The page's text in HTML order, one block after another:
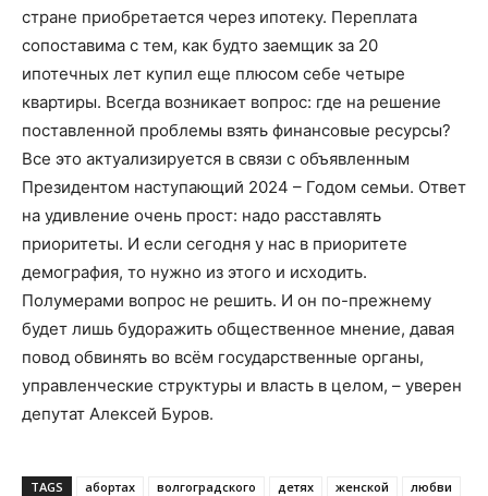
стране приобретается через ипотеку. Переплата
сопоставима с тем, как будто заемщик за 20
ипотечных лет купил еще плюсом себе четыре
квартиры. Всегда возникает вопрос: где на решение
поставленной проблемы взять финансовые ресурсы?
Все это актуализируется в связи с объявленным
Президентом наступающий 2024 – Годом семьи. Ответ
на удивление очень прост: надо расставлять
приоритеты. И если сегодня у нас в приоритете
демография, то нужно из этого и исходить.
Полумерами вопрос не решить. И он по-прежнему
будет лишь будоражить общественное мнение, давая
повод обвинять во всём государственные органы,
управленческие структуры и власть в целом, – уверен
депутат Алексей Буров.
TAGS абортах волгоградского детях женской
любви